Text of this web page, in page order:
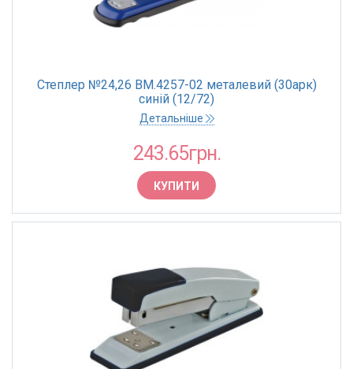
Степлер №24,26 BM.4257-02 металевий (30арк)
синій (12/72)
Детальніше
243.65грн.
КУПИТИ